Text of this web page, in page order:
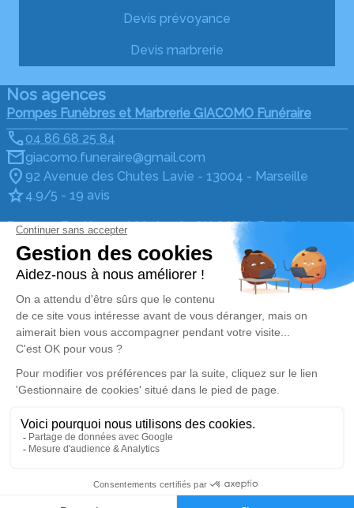
Demande de devis
Devis prévoyance
Devis marbrerie
Nos agences
Pompes Funèbres et Marbrerie GIACOMO Funéraire
04 86 68 25 84
giacomo.funeraire@gmail.com
92 Avenue des Chutes Lavie - 13004 - Marseille
4.9/5 - 19 avis
Pompes Funèbres et Marbrerie GIACOMO Funéraire
04 65 05 85 34
giacomo.funeraire@gmail.com
12 Avenue Albert Camus - 13960 - Sausset-les-Pins
4.9/5 - 41 avis
Nos Services
Organiser des obsèques
Monuments funéraires
Services aux familles
Liens utiles
Demande de rendez-vous
en agence
Politique de traitement des données personnelles
Politique d’utilisation des cookies
Zone d'intervention